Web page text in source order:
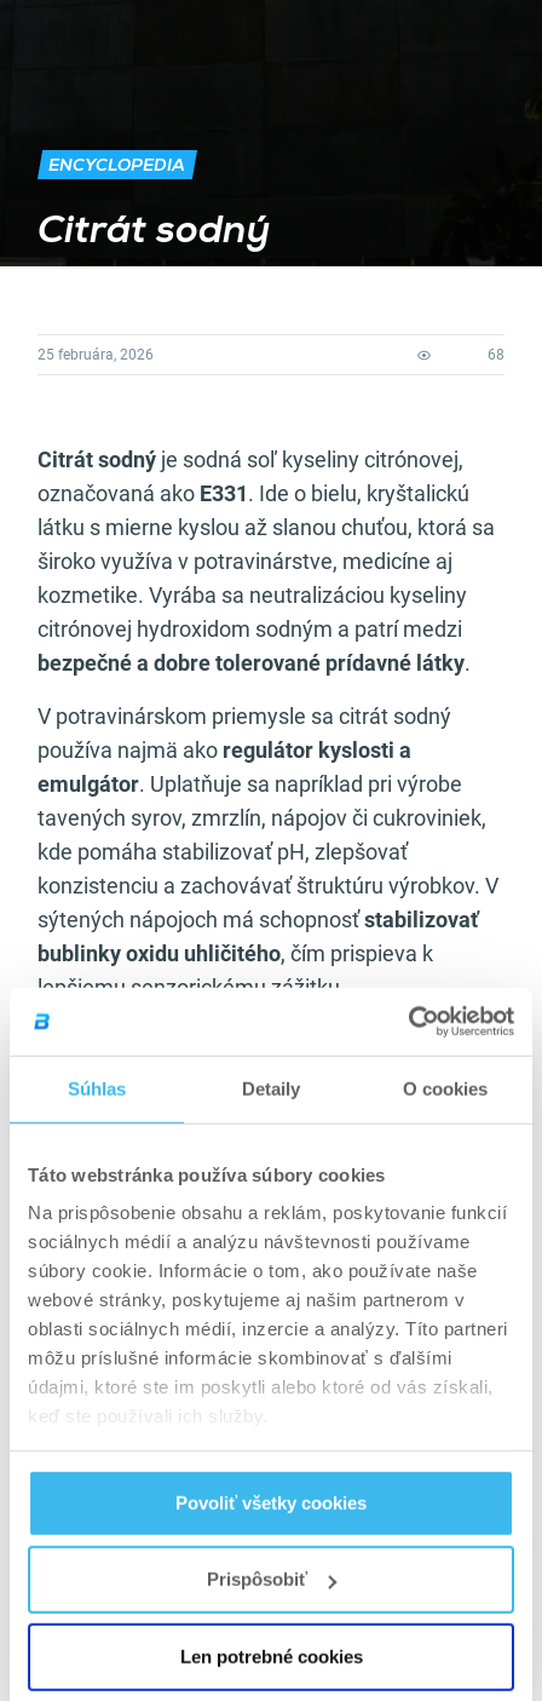
Súhlas Detaily O cookies
Táto webstránka používa súbory cookies
Na prispôsobenie obsahu a reklám, poskytovanie funkcií
sociálnych médií a analýzu návštevnosti používame
súbory cookie. Informácie o tom, ako používate naše
webové stránky, poskytujeme aj našim partnerom v
oblasti sociálnych médií, inzercie a analýzy. Títo partneri
môžu príslušné informácie skombinovať s ďalšími
údajmi, ktoré ste im poskytli alebo ktoré od vás získali,
keď ste používali ich služby.
Povoliť všetky cookies
Prispôsobiť
Len potrebné cookies
ENCYCLOPEDIA
Citrát sodný
25 februára, 2026 68
Citrát sodný je sodná soľ kyseliny citrónovej,
označovaná ako E331. Ide o bielu, kryštalickú
látku s mierne kyslou až slanou chuťou, ktorá sa
široko využíva v potravinárstve, medicíne aj
kozmetike. Vyrába sa neutralizáciou kyseliny
citrónovej hydroxidom sodným a patrí medzi
bezpečné a dobre tolerované prídavné látky.
V potravinárskom priemysle sa citrát sodný
používa najmä ako regulátor kyslosti a
emulgátor. Uplatňuje sa napríklad pri výrobe
tavených syrov, zmrzlín, nápojov či cukroviniek,
kde pomáha stabilizovať pH, zlepšovať
konzistenciu a zachovávať štruktúru výrobkov. V
sýtených nápojoch má schopnosťstabilizovať
bublinky oxidu uhličitého, čím prispieva k
lepšiemu senzorickému zážitku.
Z fyziologického hľadiska má sodík dôležitú
úlohu pri
elektrolytovej rovnováhy, najmä pri zvýšenej
fyzickej aktivite, potení alebo nedostatočnom
príjme tekutín. Význam minerálov pre výkon a
zdravie detailnejšie rozoberáme v článku
potreba vitamínov a minerálov u športovcov
V medicíne sa citrát sodný využíva ako
alkalizátor moču , teda látka, ktorá zvyšuje pH
niektorých metabolických stavoch alebo na
podporu prevencie tvorby určitých typov
obličkových kameňov. Zároveň pôsobí ako
mierne antacidum, ktoré pomáha neutralizovať
Z hľadiska životného štýlu a hydratácie je sodík
úzko prepojený spitným režimom a